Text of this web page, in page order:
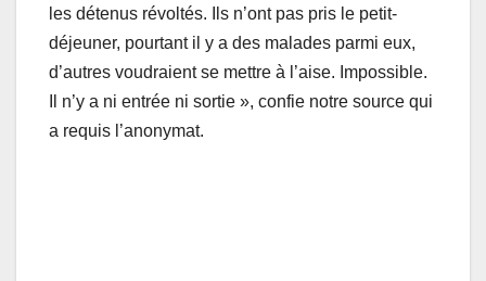
les détenus révoltés. Ils n’ont pas pris le petit-
déjeuner, pourtant il y a des malades parmi eux,
d’autres voudraient se mettre à l’aise. Impossible.
Il n’y a ni entrée ni sortie », confie notre source qui
a requis l’anonymat.